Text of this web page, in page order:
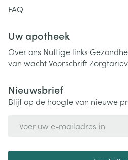
FAQ
Uw apotheek
Over ons Nuttige links
van wachtVoorschrift
Nieuwsbrief
Blijf op de hoogte van nieuwe